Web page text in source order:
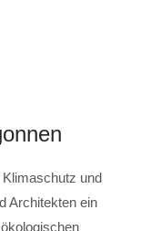
und
Architekten ein